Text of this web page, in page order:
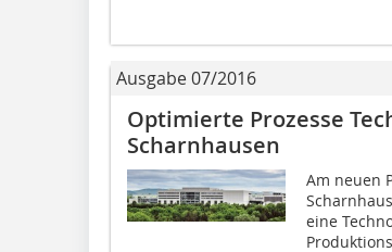
Ausgabe 07/2016
Optimierte Prozesse
Scharnhausen
Am neuen
eine